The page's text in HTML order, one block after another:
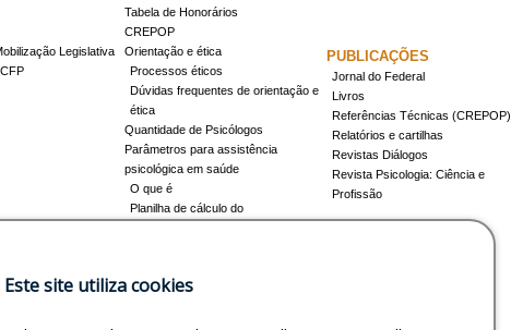
Legislativa
Tabela de Honorários
CREPOP
Orientação e ética
Processos éticos
Dúvidas frequentes de orientação e
ética
Quantidade de Psicólogos
Parâmetros para assistência
psicológica em saúde
O que é
Planilha de cálculo do
Registro de Especialista
PUBLICAÇÕES
Jornal do Federal
Livros
Referências Técnicas (CREPOP)
Relatórios e cartilhas
Revistas Diálogos
Revista Psicologia: Ciência e
Profissão
Este site utiliza cookies